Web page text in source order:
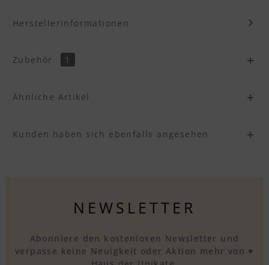
Herstellerinformationen
Zubehör 1
Ähnliche Artikel
Kunden haben sich ebenfalls angesehen
NEWSLETTER
Abonniere den kostenlosen Newsletter und
verpasse keine Neuigkeit oder Aktion mehr von ♥